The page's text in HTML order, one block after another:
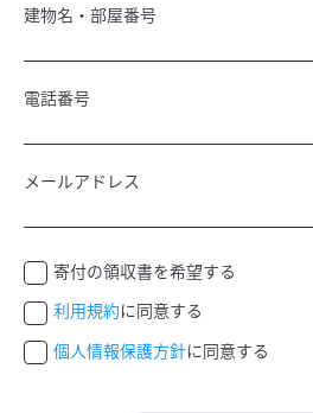
建物名・部屋番号
電話番号
メールアドレス
寄付の領収書を希望する
利用規約に同意する
個人情報保護方針に同意する